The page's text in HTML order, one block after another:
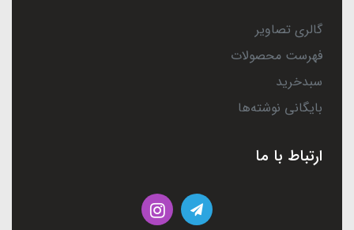
گالری تصاویر
فهرست محصولات
سبدخرید
بایگانی نوشته‌ها
ارتباط با ما